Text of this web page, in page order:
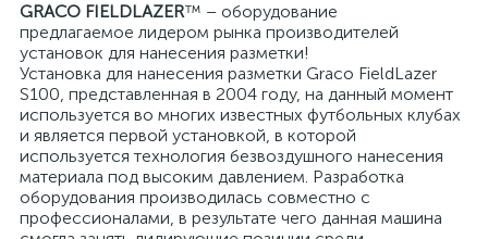
GRACO FIELDLAZER™ – оборудование
предлагаемое лидером рынка производителей
установок для нанесения разметки!
Установка для нанесения разметки Graco FieldLazer
S100, представленная в 2004 году, на данный момент
используется во многих известных футбольных клубах
и является первой установкой, в которой
используется технология безвоздушного нанесения
материала под высоким давлением. Разработка
оборудования производилась совместно с
профессионалами, в результате чего данная машина